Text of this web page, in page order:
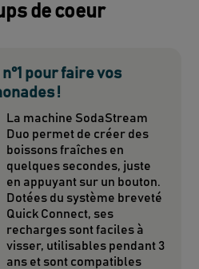
de coeur
pour faire vos
!
La machine SodaStream
Duo permet de créer des
boissons fraîches en
quelques secondes, juste
en appuyant sur un bouton.
Dotées du système breveté
Quick Connect, ses
recharges sont faciles à
visser, utilisables pendant 3
ans et sont compatibles